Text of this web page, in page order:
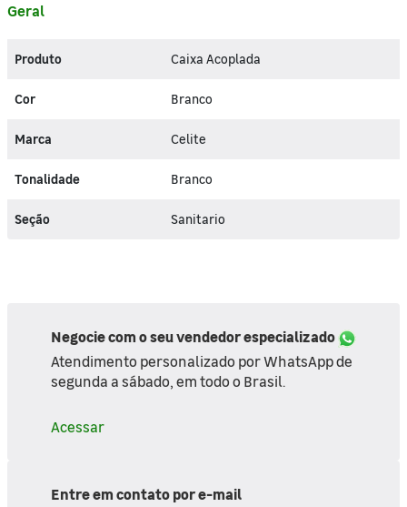
Geral
Produto Caixa Acoplada
Cor Branco
Marca Celite
Tonalidade Branco
Seção Sanitario
Negocie com o seu vendedor especializado
Atendimento personalizado por WhatsApp de
segunda a sábado, em todo o Brasil.
Acessar
Entre em contato por e-mail